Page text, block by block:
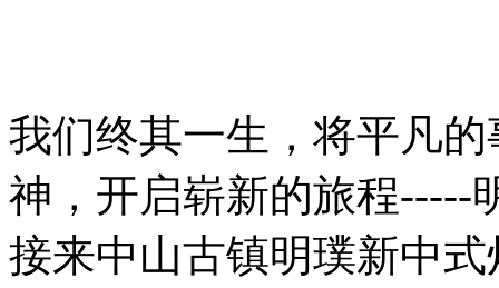
我们终其一生，将平凡
神，开启崭新的旅程-----
接来中山古镇明璞新中